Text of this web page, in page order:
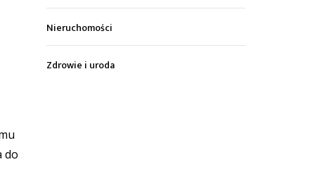
do
Nieruchomości
Zdrowie i uroda